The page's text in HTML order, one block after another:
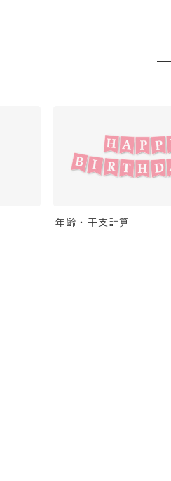
年齢・干支計算